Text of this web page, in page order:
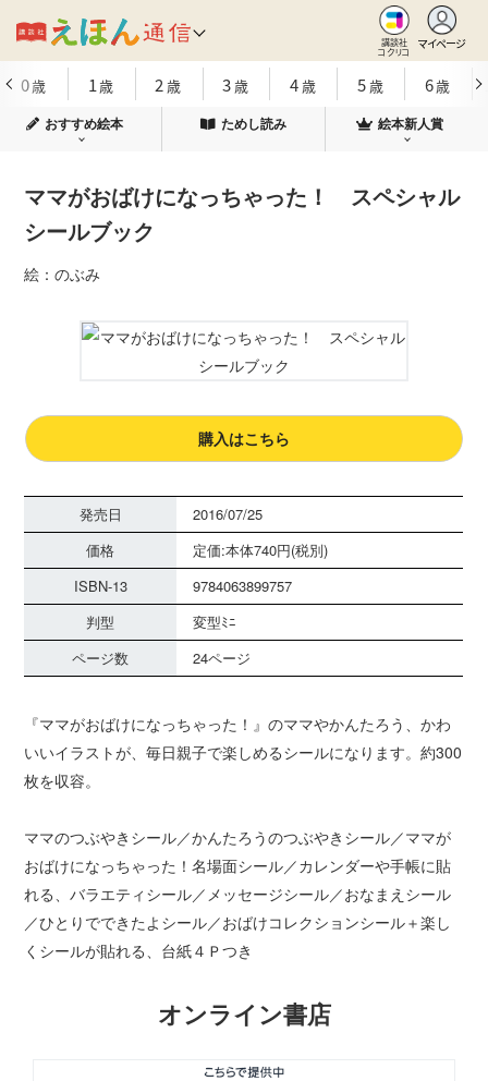
講談社
コクリコ
マイページ
0歳 1歳 2 歳 3歳 4歳 5歳 6歳
おすすめ絵本 ためし読み 絵本新人賞
ママがおばけになっちゃった！ スペシャル
シールブック
絵：のぶみ
購入はこちら
発売日
2016/07/25
価格
定価:本体740円(税別)
ISBN-13
9784063899757
判型
変型ﾐﾆ
ページ数
24ページ
『ママがおばけになっちゃった！』のママやかんたろう、かわ
いいイラストが、毎日親子で楽しめるシールになります。約300
枚を収容。
ママのつぶやきシール／かんたろうのつぶやきシール／ママが
おばけになっちゃった！名場面シール／カレンダーや手帳に貼
れる、バラエティシール／メッセージシール／おなまえシール
／ひとりでできたよシール／おばけコレクションシール＋楽し
くシールが貼れる、台紙４Ｐつき
オンライン書店